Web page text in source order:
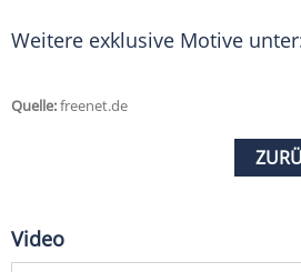
Weitere exklusive Motive
Quelle:freenet.de
Video